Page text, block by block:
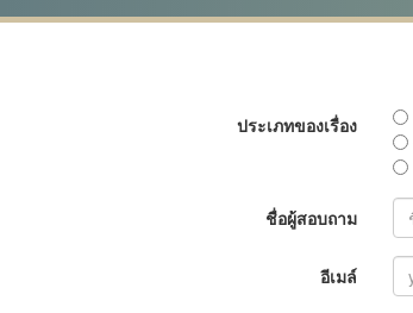
ประเภทของเรื่อง
ชื่อผู้สอบถาม
อีเมล์